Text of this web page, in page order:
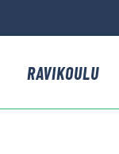
RAVIKOULU